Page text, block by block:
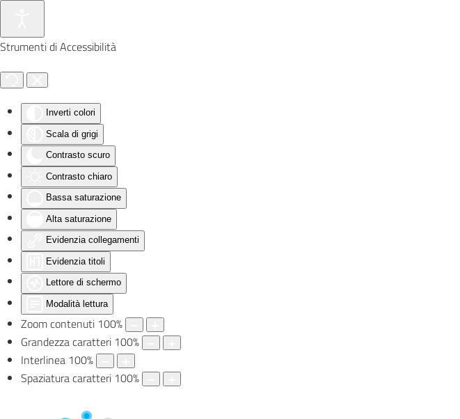
Strumenti di Accessibilità
Inverti colori
Scala di grigi
Contrasto scuro
Contrasto chiaro
Bassa saturazione
Alta saturazione
Evidenzia collegamenti
Evidenzia titoli
Lettore di schermo
Modalità lettura
Zoom contenuti 100%
Grandezza caratteri 100%
Interlinea 100%
Spaziatura caratteri 100%
Skip to main content